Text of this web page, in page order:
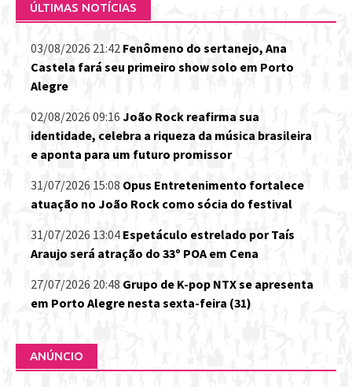
ÚLTIMAS NOTÍCIAS
03/08/2026 21:42 Fenômeno do sertanejo, Ana
Castela fará seu primeiro show solo em Porto
Alegre
02/08/2026 09:16 João Rock reafirma sua
identidade, celebra a riqueza da música brasileira
e aponta para um futuro promissor
31/07/2026 15:08 Opus Entretenimento fortalece
atuação no João Rock como sócia do festival
31/07/2026 13:04 Espetáculo estrelado por Taís
Araujo será atração do 33º POA em Cena
27/07/2026 20:48 Grupo de K-pop NTX se apresenta
em Porto Alegre nesta sexta-feira (31)
ANÚNCIO